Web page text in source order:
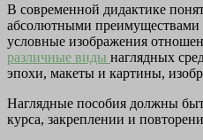
В современной дидактике
абсолютными
условные изображения
различные виды наглядных
эпохи, макеты и картины,
Наглядные пособия должны
курса, закреплении и